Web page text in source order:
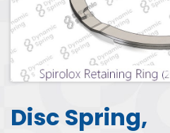
Disc Spring,